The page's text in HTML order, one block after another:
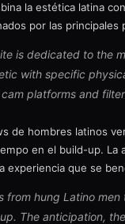
la estética latina
por las
is dedicated to the
with specific
platforms and
de hombres latinos
en el build-up. La
experiencia que se
from hung Latino
The anticipation,